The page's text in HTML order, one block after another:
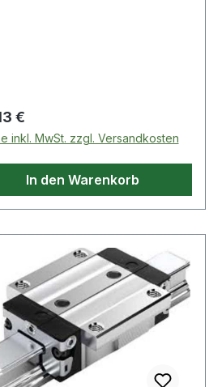
Preis:
€
inkl. MwSt. zzgl. Versandkosten
In den Warenkorb